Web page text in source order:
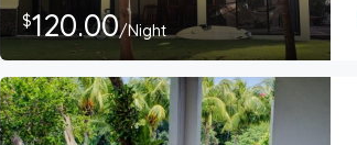
$120.00/Night